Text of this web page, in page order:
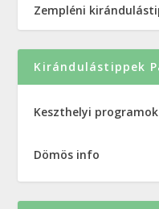
Zempléni
Kirándulástippek
Keszthelyi programok
Dömös info